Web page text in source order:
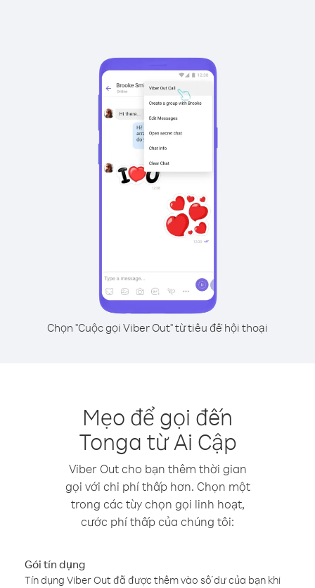
Chọn "Cuộc gọi Viber Out" từ tiêu đề hội thoại
Mẹo để gọi đến
Tonga từ Ai Cập
Viber Out cho bạn thêm thời gian
gọi với chi phí thấp hơn. Chọn một
trong các tùy chọn gọi linh hoạt,
cước phí thấp của chúng tôi:
Gói tín dụng
Tín dụng Viber Out đã được thêm vào số dư của bạn khi